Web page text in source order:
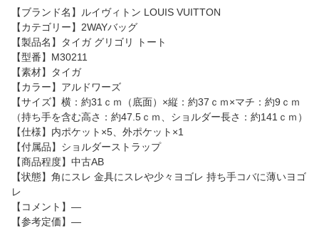
【ブランド名】ルイヴィトン LOUIS VUITTON
【カテゴリー】2WAYバッグ
【製品名】タイガ グリゴリ トート
【型番】M30211
【素材】タイガ
【カラー】アルドワーズ
【サイズ】横：約31ｃｍ（底面）×縦：約37ｃｍ×マチ：約9ｃｍ
（持ち手を含む高さ：約47.5ｃｍ、ショルダー長さ：約141ｃｍ）
【仕様】内ポケット×5、外ポケット×1
【付属品】ショルダーストラップ
【商品程度】中古AB
【状態】角にスレ 金具にスレや少々ヨゴレ 持ち手コバに薄いヨゴ
レ
【コメント】―
【参考定価】―